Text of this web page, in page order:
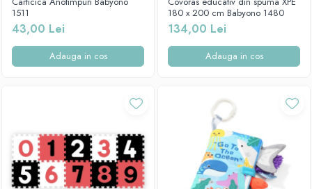
1511
43,00 Lei
Adauga in cos
180 x 200 cm Babyono 1480
134,00 Lei
Adauga in cos